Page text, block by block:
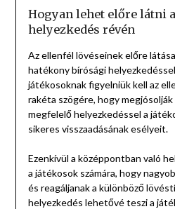
Hogyan lehet előre látni
helyezkedés révén
Az ellenfél lövéseinek előre
hatékony bírósági
játékosoknak figyelniük kell az
rakéta szögére, hogy
megfelelő helyezkedéssel a
sikeres visszaadásának esélyeit.
Ezenkívül a középpontban való
a játékosok számára, hogy
és reagáljanak a különböző
helyezkedés lehetővé teszi a